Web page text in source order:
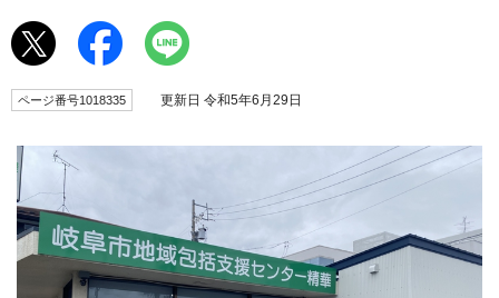
ページ番号1018335 更新日 令和5年6月29日